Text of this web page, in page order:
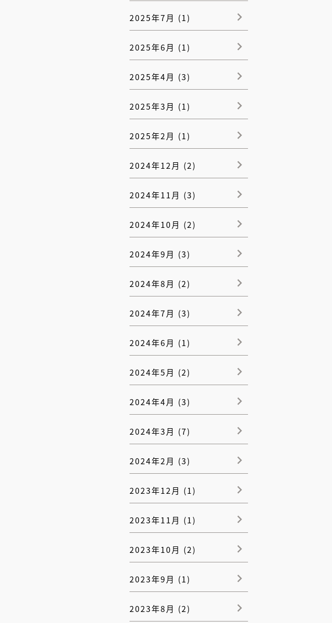
2025年7月 (1)
2025年6月 (1)
2025年4月 (3)
2025年3月 (1)
2025年2月 (1)
2024年12月 (2)
2024年11月 (3)
2024年10月 (2)
2024年9月 (3)
2024年8月 (2)
2024年7月 (3)
2024年6月 (1)
2024年5月 (2)
2024年4月 (3)
2024年3月 (7)
2024年2月 (3)
2023年12月 (1)
2023年11月 (1)
2023年10月 (2)
2023年9月 (1)
2023年8月 (2)